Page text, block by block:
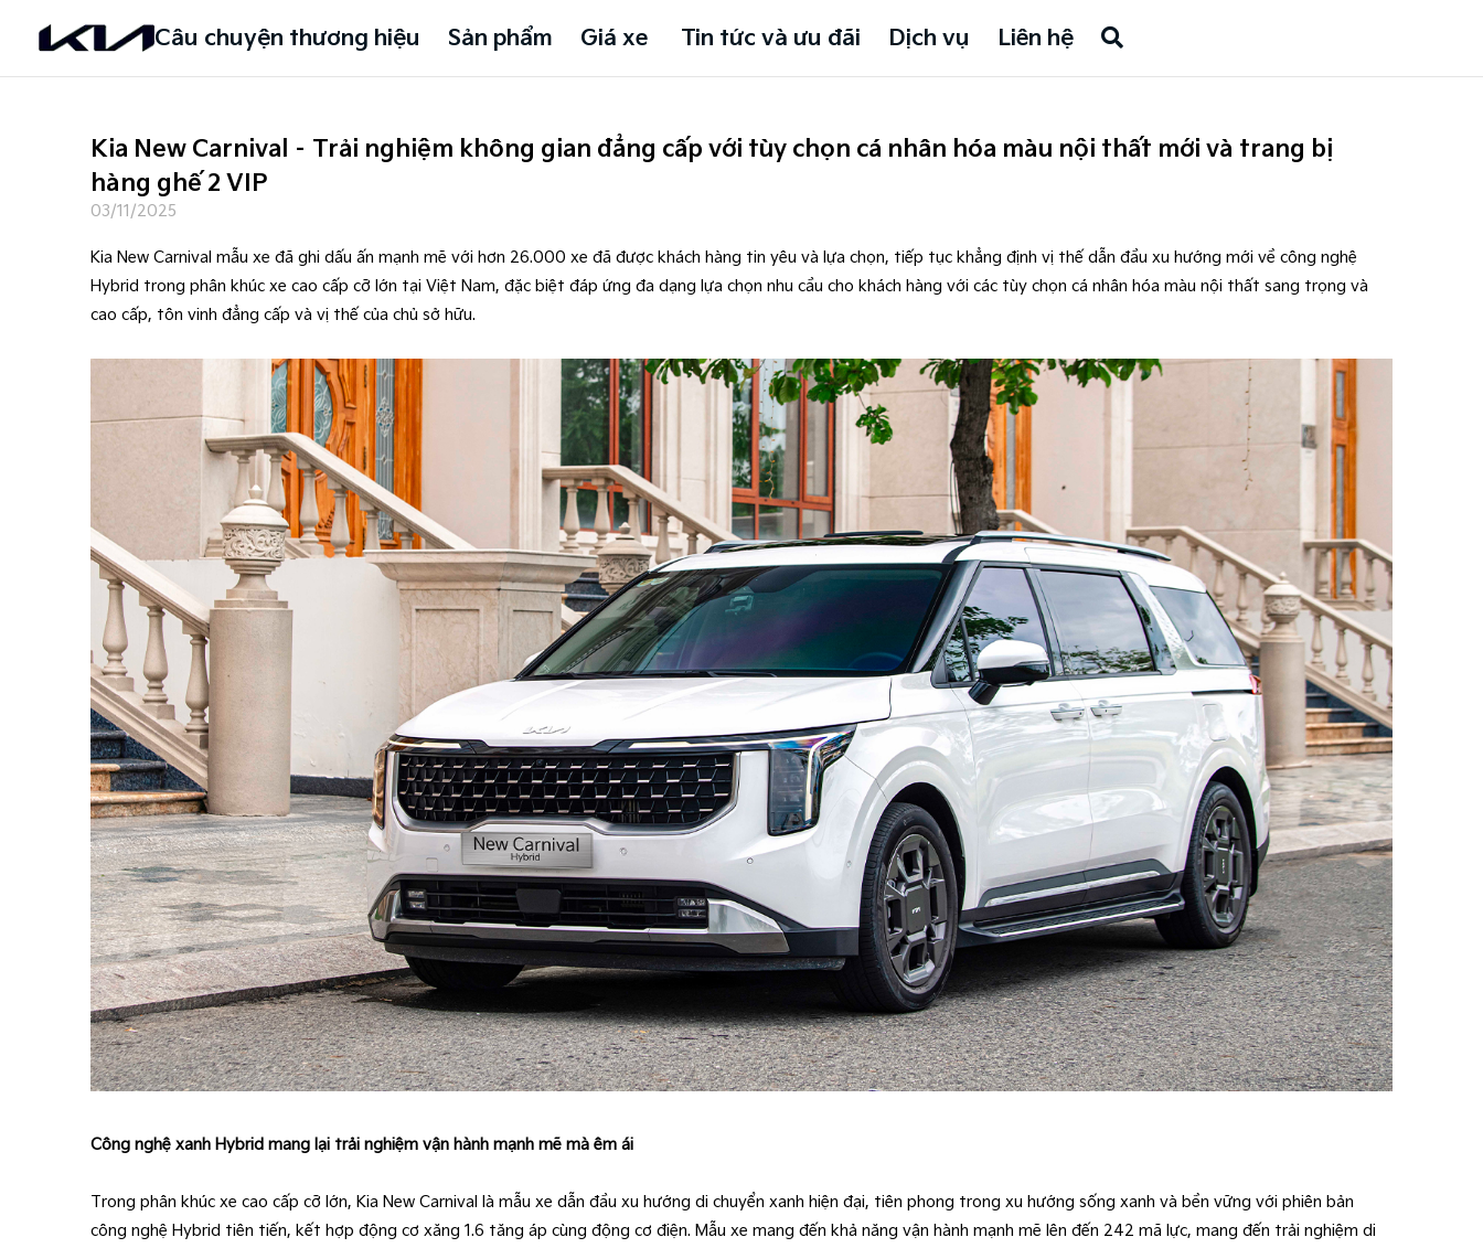
Câu chuyện thương hiệu Sản phẩm Giá xe Tin tức và ưu đãi Dịch vụ Liên hệ
Kia New Carnival – Trải nghiệm không gian đẳng cấp với tùy chọn cá nhân hóa màu nội thất mới và trang bị
hàng ghế 2 VIP
03/11/2025
Kia New Carnival mẫu xe đã ghi dấu ấn mạnh mẽ với hơn 26.000 xe đã được khách hàng tin yêu và lựa chọn, tiếp tục khẳng định vị thế dẫn đầu xu hướng mới về công nghệ
Hybrid trong phân khúc xe cao cấp cỡ lớn tại Việt Nam, đặc biệt đáp ứng đa dạng lựa chọn nhu cầu cho khách hàng với các tùy chọn cá nhân hóa màu nội thất sang trọng và
cao cấp, tôn vinh đẳng cấp và vị thế của chủ sở hữu.
Công nghệ xanh Hybrid mang lại trải nghiệm vận hành mạnh mẽ mà êm ái
Trong phân khúc xe cao cấp cỡ lớn, Kia New Carnival là mẫu xe dẫn đầu xu hướng di chuyển xanh hiện đại, tiên phong trong xu hướng sống xanh và bền vững với phiên bản
công nghệ Hybrid tiên tiến, kết hợp động cơ xăng 1.6 tăng áp cùng động cơ điện. Mẫu xe mang đến khả năng vận hành mạnh mẽ lên đến 242 mã lực, mang đến trải nghiệm di